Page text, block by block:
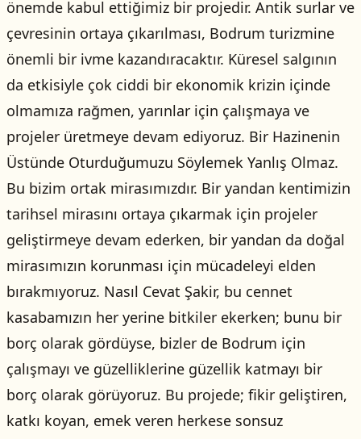
önemde kabul ettiğimiz bir projedir. Antik surlar ve
çevresinin ortaya çıkarılması, Bodrum turizmine
önemli bir ivme kazandıracaktır. Küresel salgının
da etkisiyle çok ciddi bir ekonomik krizin içinde
olmamıza rağmen, yarınlar için çalışmaya ve
projeler üretmeye devam ediyoruz. Bir Hazinenin
Üstünde Oturduğumuzu Söylemek Yanlış Olmaz.
Bu bizim ortak mirasımızdır. Bir yandan kentimizin
tarihsel mirasını ortaya çıkarmak için projeler
geliştirmeye devam ederken, bir yandan da doğal
mirasımızın korunması için mücadeleyi elden
bırakmıyoruz. Nasıl Cevat Şakir, bu cennet
kasabamızın her yerine bitkiler ekerken; bunu bir
borç olarak gördüyse, bizler de Bodrum için
çalışmayı ve güzelliklerine güzellik katmayı bir
borç olarak görüyoruz. Bu projede; fikir geliştiren,
katkı koyan, emek veren herkese sonsuz